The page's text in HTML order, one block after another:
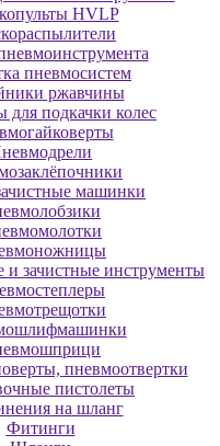
HVLP
пневмосистем
ржавчины
для подкачки колес
машинки
и зачистные инструменты
пневмоотвертки
пистолеты
на шланг
Фитинги